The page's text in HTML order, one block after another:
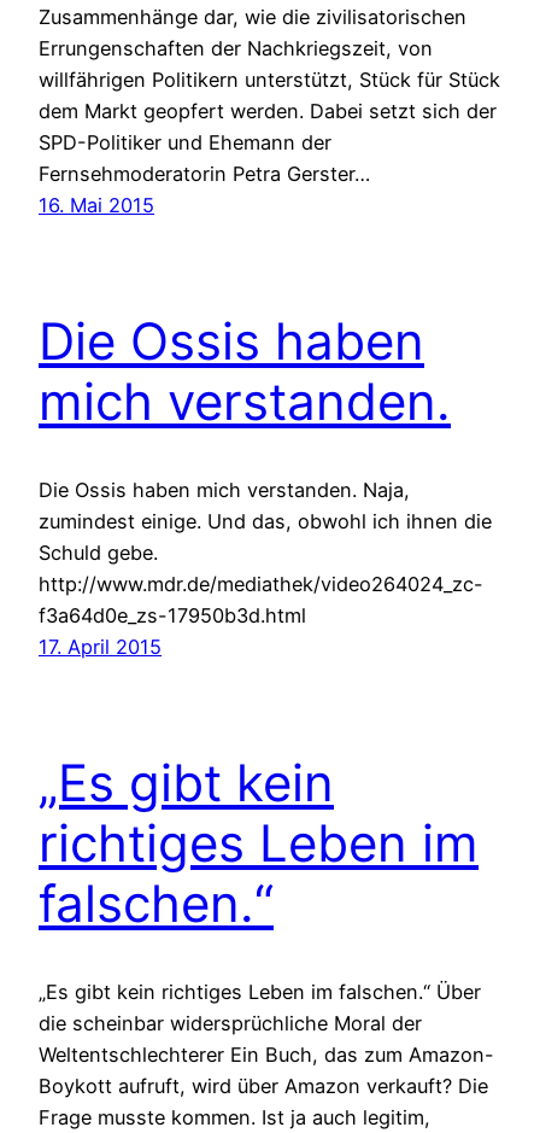
Zusammenhänge dar, wie die zivilisatorischen
Errungenschaften der Nachkriegszeit, von
willfährigen Politikern unterstützt, Stück für Stück
dem Markt geopfert werden. Dabei setzt sich der
SPD-Politiker und Ehemann der
Fernsehmoderatorin Petra Gerster…
16. Mai 2015
Die Ossis haben
mich verstanden.
Die Ossis haben mich verstanden. Naja,
zumindest einige. Und das, obwohl ich ihnen die
Schuld gebe.
http://www.mdr.de/mediathek/video264024_zc-
f3a64d0e_zs-17950b3d.html
17. April 2015
„Es gibt kein
richtiges Leben im
falschen.“
„Es gibt kein richtiges Leben im falschen.“ Über
die scheinbar widersprüchliche Moral der
Weltentschlechterer Ein Buch, das zum Amazon-
Boykott aufruft, wird über Amazon verkauft? Die
Frage musste kommen. Ist ja auch legitim,